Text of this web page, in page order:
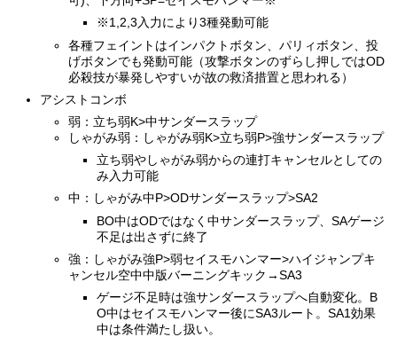
※1,2,3入力により3種発動可能
各種フェイントはインパクトボタン、パリィボタン、投
げボタンでも発動可能（攻撃ボタンのずらし押しではOD
必殺技が暴発しやすいが故の救済措置と思われる）
アシストコンボ
弱：立ち弱K>中サンダースラップ
しゃがみ弱：しゃがみ弱K>立ち弱P>強サンダースラップ
立ち弱やしゃがみ弱からの連打キャンセルとしての
み入力可能
中：しゃがみ中P>ODサンダースラップ>SA2
BO中はODではなく中サンダースラップ、SAゲージ
不足は出さずに終了
強：しゃがみ強P>弱セイスモハンマー>ハイジャンプキ
ャンセル空中中版バーニングキック→SA3
ゲージ不足時は強サンダースラップへ自動変化。B
O中はセイスモハンマー後にSA3ルート。SA1効果
中は条件満たし扱い。